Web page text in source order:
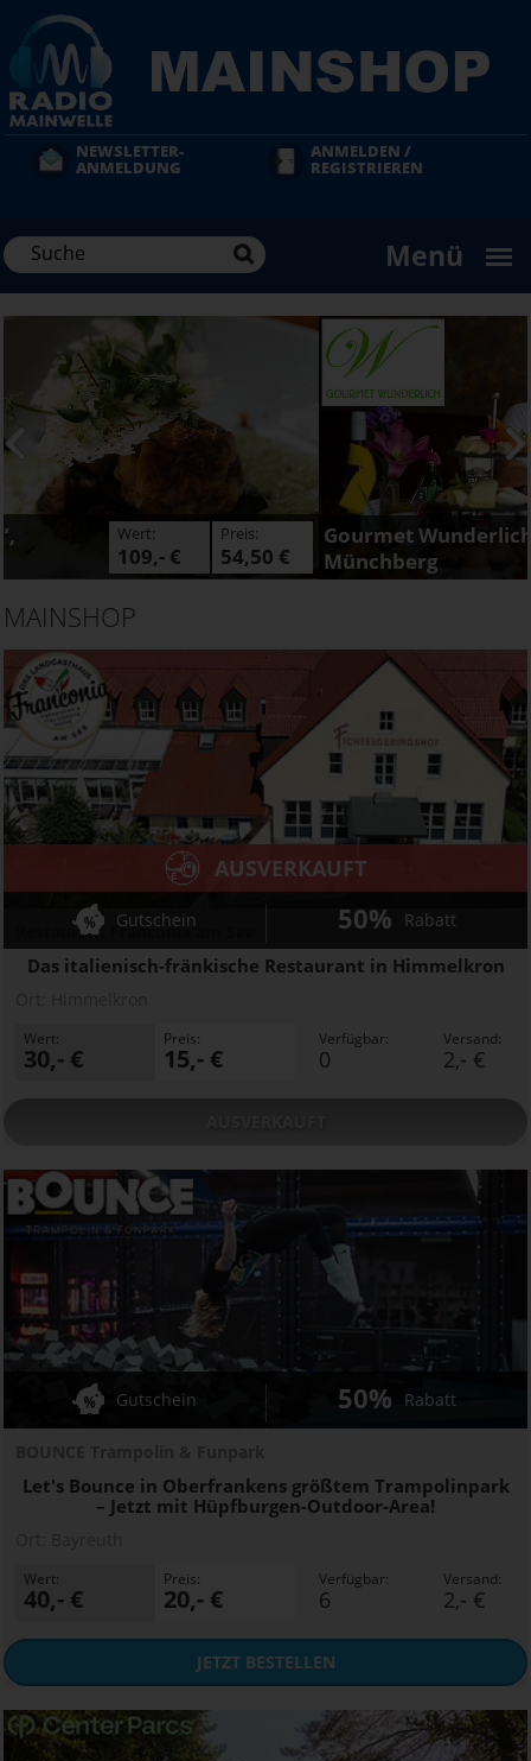
NEWSLETTER-
ANMELDUNG
ANMELDEN /
REGISTRIEREN
Menü
Gourmet Wunderlich,
Münchberg
Wert:
40,- €
Preis:
20,- €
MAINSHOP
Restaurant Franconia am See
Das italienisch-fränkische Restaurant in Himmelkron
AUSVERKAUFT
Gutschein 50% Rabatt
Wert:
30,- €
Preis:
15,- €
Verfügbar:
0
Versand:
2,- €
Let's Bounce in Oberfrankens größtem Trampolinpark
– Jetzt mit Hüpfburgen-Outdoor-Area!
Gutschein 50% Rabatt
Wert:
40,- €
Preis:
20,- €
Verfügbar:
6
Versand:
2,- €
JETZTBESTELLEN